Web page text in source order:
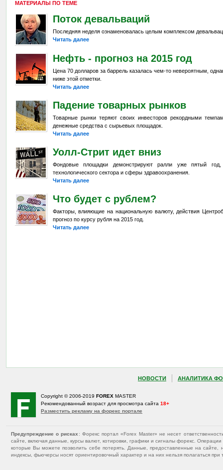
МАТЕРИАЛЫ ПО ТЕМЕ
Поток девальваций
Последняя неделя ознаменовалась целым комплексом
Читать далее
Нефть - прогноз на 2015 год
Цена 70 долларов за баррель казалась чем-то невероятным,
ниже этой отметки.
Читать далее
Падение товарных рынков
Товарные рынки теряют своих инвесторов рекордными
денежные средства с сырьевых площадок.
Читать далее
Уолл-Стрит идет вниз
Фондовые площадки демонстрируют ралли уже пятый
технологического сектора и сферы здравоохранения.
Читать далее
Что будет с рублем?
Факторы, влияющие на национальную валюту, действия
прогноз по курсу рубля на 2015 год.
Читать далее
НОВОСТИ АНАЛИТИКА
Copyright © 2006-2019 FOREX MASTER
Рекомендованный возраст для просмотра сайта 18+
Разместить рекламу на форекс портале
Предупреждение о рисках : Форекс портал «Forex Master» не несет
сайте, включая данные, курсы валют, котировки, графики и сигналы форекс.
которые Вы можете позволить себе потерять. Данные, предоставленные на
индексы, фьючерсы носят ориентировочный характер и на них нельзя полагаться при